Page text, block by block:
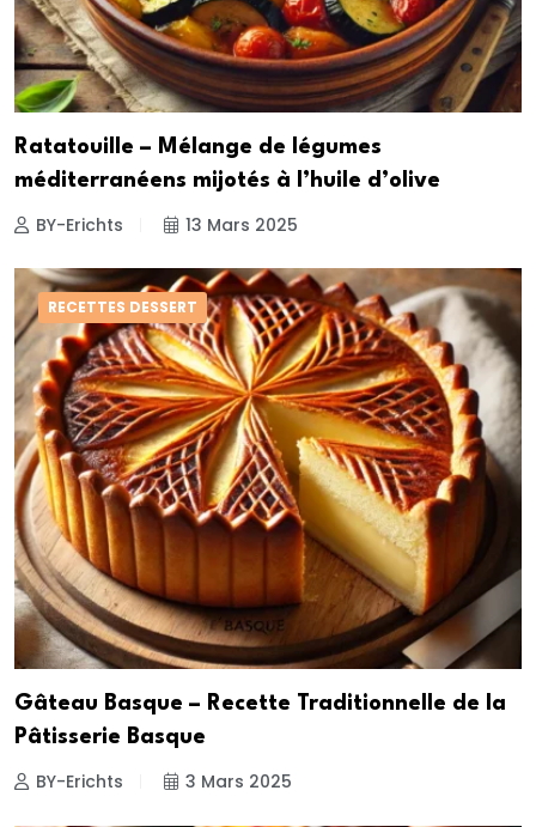
Ratatouille – Mélange de légumes
méditerranéens mijotés à l’huile d’olive
BY-Erichts 13 Mars 2025
RECETTES DESSERT
Gâteau Basque – Recette Traditionnelle de la
Pâtisserie Basque
BY-Erichts 3 Mars 2025